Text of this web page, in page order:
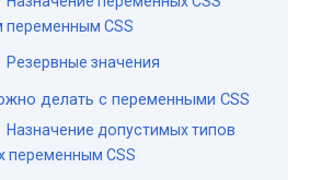
переменным CSS
Резервные значения
делать с переменными CSS
Назначение допустимых типов
переменным CSS